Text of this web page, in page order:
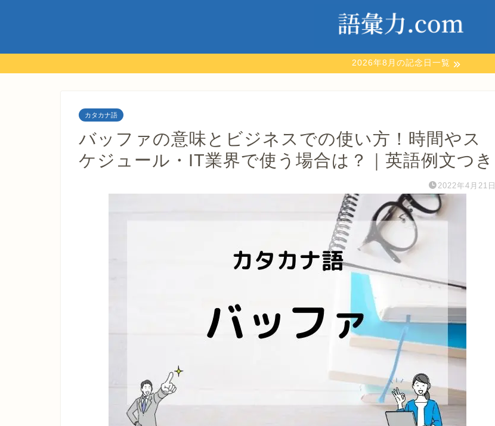
2026年8月の記念日一覧
カタカナ語
バッファの意味とビジネスでの使い方！時間やス
ケジュール・IT業界で使う場合は？｜英語例文つき
2022年4月21日